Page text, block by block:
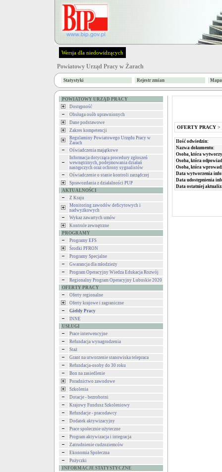
Wersja dla niedowidzących
Powiatowy Urząd Pracy w Żarach
Statystyki Rejestr zmian
POWIATOWY URZĄD PRACY
Dostępność
Obsługa osób uprawnionych
Dane podstawowe
Zakres kompetencji
Regulaminy Powiatowego Urzędu Pracy w
Żarach
Oświadczenia majątkowe
Informacja dotycząca procedury zgłoszeń
wewnętrznych, podejmowania działań
następczych oraz ochrony sygnalistów
Oświadczenie o stanie kontroli zarządczej
Sprawozdania z działalności PUP
AKTUALNOŚCI
Z Kraju
Monitoring zawodów deficytowych i
nadwyżkowych
Wykaz zawartych umów
Kontrole zewnętrzne
PROGRAMY
Programy EFS
Środki PFRON
Programy Specjalne
Gwarancja dla młodzieży
Program Operacyjny Wiedza Edukacja Rozwój
Regionalny Program Operacyjny Lubuskie 2020
OFERTY PRACY
Oferty regionalne
Oferty krajowe i zagraniczne
Giełdy Pracy
INNE
USŁUGI
Prace interwencyjne
Refundacja wynagrodzenia
Staż
Grant na utworzenie stanowiska telepraca
Refundacja-osoby do 30 roku
Bon na zasiedlenie
Poradnictwo zawodowe
Szkolenia
Dotacje - bezrobotni
Krajowy Fundusz Szkoleniowy
Refundacje - pracodawcy
Dodatek aktywizacyjny
Prace społecznie użyteczne
Program aktywizacja i integracja
Zatrudnienie cudzoziemców
Ekonomia Społeczna
Pożyczki
INFORMACJE STATYSTYCZNE
OFERTY PRACY >
Ilość odwiedzin:
Nazwa dokumentu:
Osoba, która
Osoba, która
Osoba, która
Data wytworzenia
Data udostępnienia
Data ostatniej